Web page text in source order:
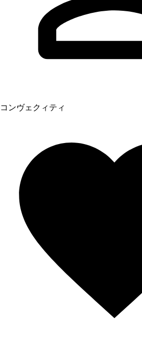
コンヴェクィティ